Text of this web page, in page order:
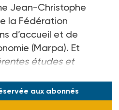
Jean-Christophe
la Fédération
d’accueil et de
(Marpa). Et
études et
aux abonnés